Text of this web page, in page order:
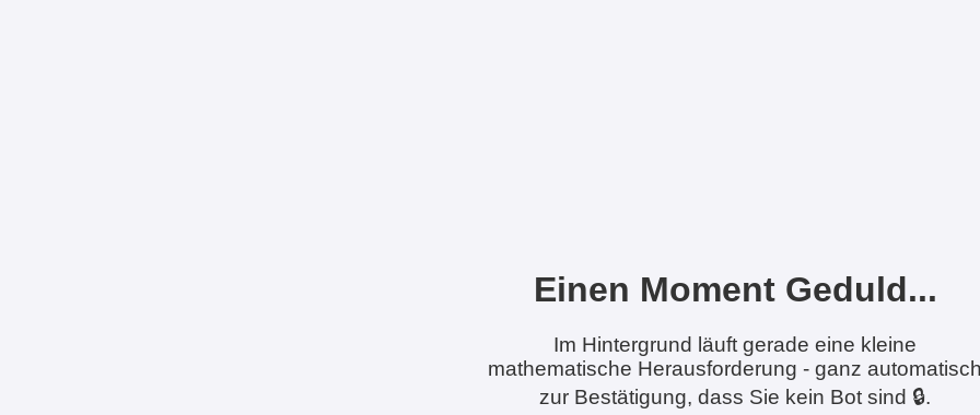
Einen Moment Geduld...
Im Hintergrund läuft gerade eine kleine
mathematische Herausforderung - ganz
zur Bestätigung, dass Sie kein Bot sind 🔒.